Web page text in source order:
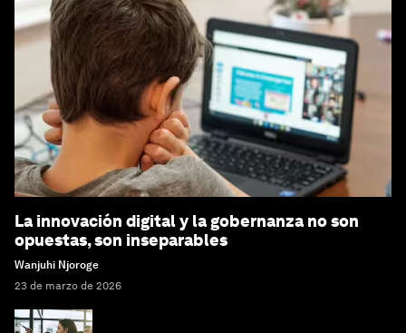
La innovación digital y la gobernanza no son
opuestas, son inseparables
Wanjuhi Njoroge
23 de marzo de 2026